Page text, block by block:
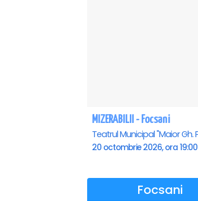
MIZERABILII - Focsani
20 octombrie 2026, ora 19:00
Focsani